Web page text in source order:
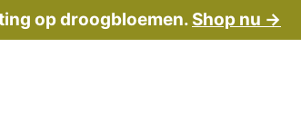
op droogbloemen. Shop nu →